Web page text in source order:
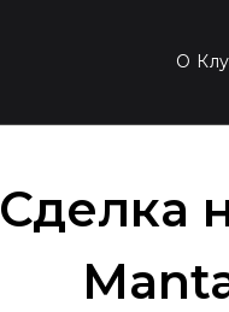
О
Сделка